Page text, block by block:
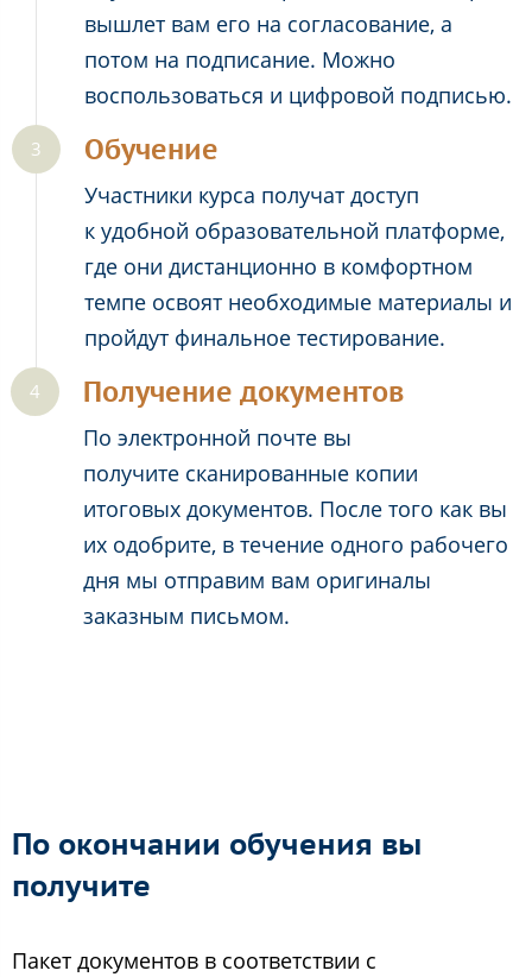
вышлет вам его на согласование, а
потом на подписание. Можно
воспользоваться и цифровой подписью.
Обучение
Участники курса получат доступ
к удобной образовательной платформе,
где они дистанционно в комфортном
темпе освоят необходимые материалы и
пройдут финальное тестирование.
Получение документов
По электронной почте вы
получите сканированные копии
итоговых документов. После того как вы
их одобрите, в течение одного рабочего
дня мы отправим вам оригиналы
заказным письмом.
По окончании обучения вы
получите
Пакет документов в соответствии с